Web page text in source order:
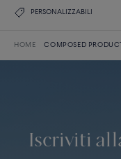
PERSONALIZZABILI
HOME COMPOSED
Iscriviti